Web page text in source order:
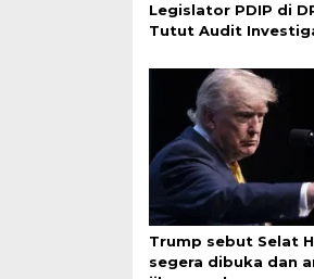
Legislator PDIP di
Tutut Audit
Trump sebut Selat
segera dibuka dan